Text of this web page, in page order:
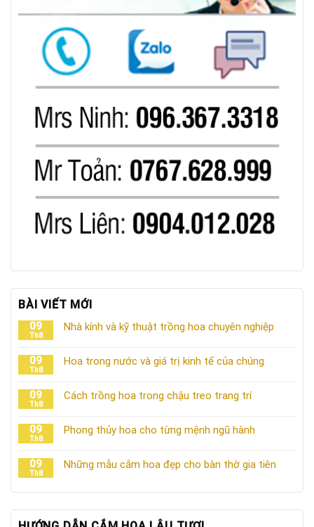
BÀI VIẾT MỚI
09
Th8
Nhà kính và kỹ thuật trồng hoa chuyên nghiệp
09
Th8
Hoa trong nước và giá trị kinh tế của chúng
09
Th8
Cách trồng hoa trong chậu treo trang trí
09
Th8
Phong thủy hoa cho từng mệnh ngũ hành
09
Th8
Những mẫu cắm hoa đẹp cho bàn thờ gia tiên